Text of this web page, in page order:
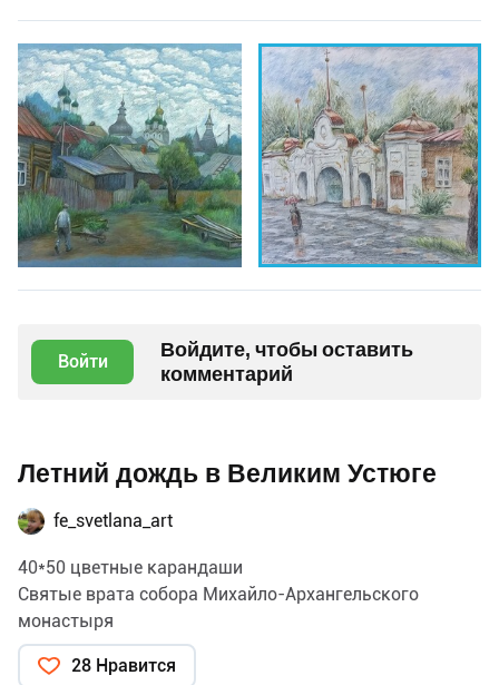
Войти
Войдите, чтобы оставить
комментарий
Летний дождь в Великим Устюге
fe_svetlana_art
40*50 цветные карандаши
Святые врата собора Михайло-Архангельского
монастыря
28 Нравится